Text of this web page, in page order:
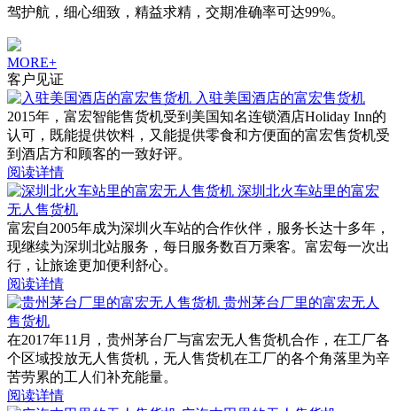
驾护航，细心细致，精益求精，交期准确率可达99%。
MORE+
客户见证
入驻美国酒店的富宏售货机
2015年，富宏智能售货机受到美国知名连锁酒店Holiday Inn的
认可，既能提供饮料，又能提供零食和方便面的富宏售货机受
到酒店方和顾客的一致好评。
阅读详情
深圳北火车站里的富宏
无人售货机
富宏自2005年成为深圳火车站的合作伙伴，服务长达十多年，
现继续为深圳北站服务，每日服务数百万乘客。富宏每一次出
行，让旅途更加便利舒心。
阅读详情
贵州茅台厂里的富宏无人
售货机
在2017年11月，贵州茅台厂与富宏无人售货机合作，在工厂各
个区域投放无人售货机，无人售货机在工厂的各个角落里为辛
苦劳累的工人们补充能量。
阅读详情